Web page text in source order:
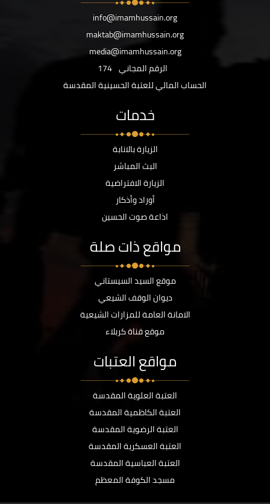
info@imamhussain.org
maktab@imamhussain.org
media@imamhussain.org
الرقم المجاني 174
الحساب المالي للعتبة الحسينية المقدسة
خدمات
الزيارة بالانابة
البث المباشر
الزيارة الافتراضية
أوراد وأذكار
اذاعة صوت الحسين
مواقع ذات صلة
موقع السيد السيستاني
ديوان الوقف الشيعي
الامانة العامة للمزارات الشيعية
موقع قناة كربلاء
مواقع العتبات
العتبة العلوية المقدسة
العتبة الكاظمية المقدسة
العتبة الرضوية المقدسة
العتبة العسكرية المقدسة
العتبة العباسية المقدسة
مسجد الكوفة المعظم